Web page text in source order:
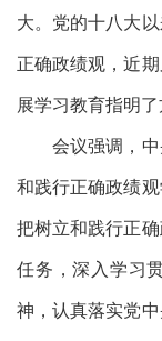
大。党的十八大
正确政绩观，近
展学习教育指明
会议强调，中
和践行正确政绩
把树立和践行正
任务，深入学习
神，认真落实党